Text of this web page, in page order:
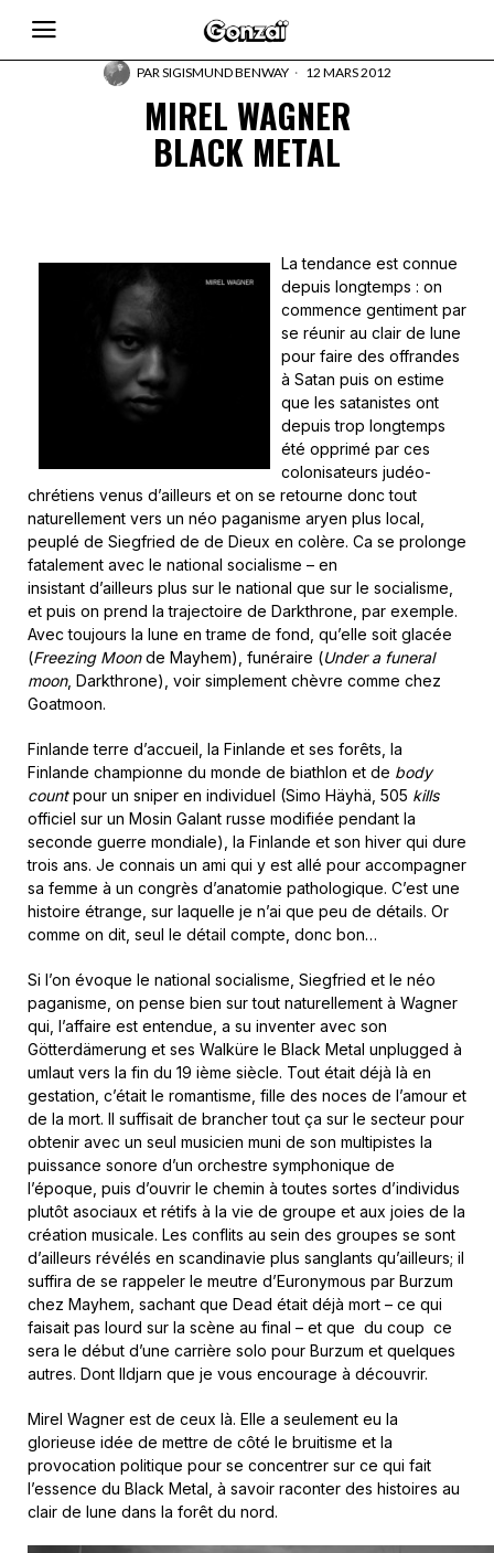
PARSIGISMUND BENWAY 12 MARS 2012
MIREL WAGNER
BLACK METAL
La tendance est connue
depuis longtemps : on
commence gentiment par
se réunir au clair de lune
pour faire des offrandes
à Satan puis on estime
que les satanistes ont
depuis trop longtemps
été opprimé par ces
colonisateurs judéo-
chrétiens venus d’ailleurs et on se retourne donc tout
naturellement vers un néo paganisme aryen plus local,
peuplé de Siegfried de de Dieux en colère. Ca se prolonge
fatalement avec le national socialisme – en
insistant d’ailleurs plus sur le national que sur le socialisme,
et puis on prend la trajectoire de Darkthrone, par exemple.
Avec toujours la lune en trame de fond, qu’elle soit glacée
(Freezing Moonde Mayhem), funéraire (Under a funeral
moon, Darkthrone), voir simplement chèvre comme chez
Goatmoon.
Finlande terre d’accueil, la Finlande et ses forêts, la
Finlande championne du monde de biathlon et de body
countpour un sniper en individuel (Simo Häyhä, 505 kills
officiel sur un Mosin Galant russe modifiée pendant la
seconde guerre mondiale), la Finlande et son hiver qui dure
trois ans. Je connais un ami qui y est allé pour accompagner
sa femme à un congrès d’anatomie pathologique. C’est une
histoire étrange, sur laquelle je n’ai que peu de détails. Or
comme on dit, seul le détail compte, donc bon…
Si l’on évoque le national socialisme, Siegfried et le néo
paganisme, on pense bien sur tout naturellement à Wagner
qui, l’affaire est entendue, a su inventer avec son
Götterdämerung et ses Walküre le Black Metal unplugged à
umlaut vers la fin du 19 ième siècle. Tout était déjà là en
gestation, c’était le romantisme, fille des noces de l’amour et
de la mort. Il suffisait de brancher tout ça sur le secteur pour
obtenir avec un seul musicien muni de son multipistes la
puissance sonore d’un orchestre symphonique de
l’époque, puis d’ouvrir le chemin à toutes sortes d’individus
plutôt asociaux et rétifs à la vie de groupe et aux joies de la
création musicale. Les conflits au sein des groupes se sont
d’ailleurs révélés en scandinavie plus sanglants qu’ailleurs; il
suffira de se rappeler le meutre d’Euronymous par Burzum
chez Mayhem, sachant que Dead était déjà mort – ce qui
faisait pas lourd sur la scène au final – et que du coup ce
sera le début d’une carrière solo pour Burzum et quelques
autres. Dont Ildjarn que je vous encourage à découvrir.
Mirel Wagner est de ceux là. Elle a seulement eu la
glorieuse idée de mettre de côté le bruitisme et la
provocation politique pour se concentrer sur ce qui fait
l’essence du Black Metal, à savoir raconter des histoires au
clair de lune dans la forêt du nord.